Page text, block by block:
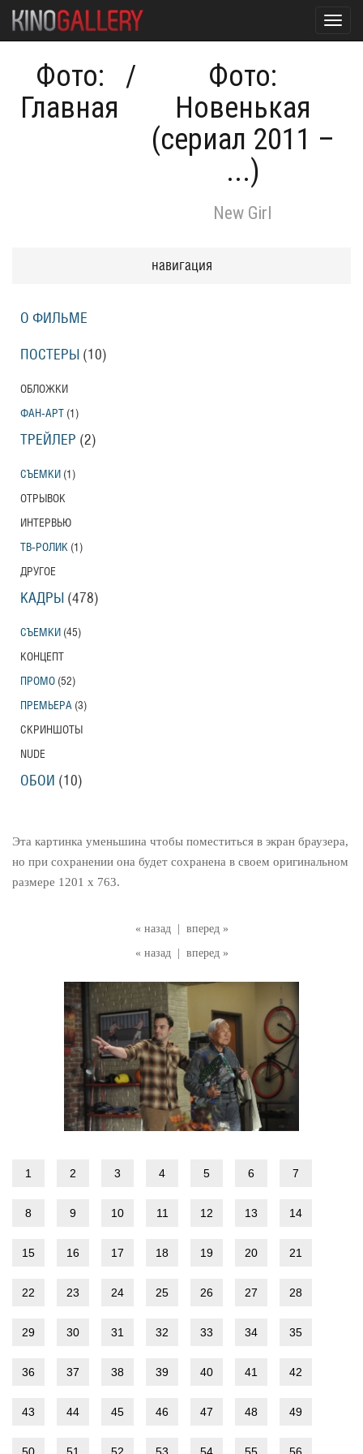
Фото:
Главная
/
Фото:
Новенькая
(сериал 2011 –
...)
New Girl
« назад
вперед »
« назад
вперед »
Эта картинка уменьшина чтобы поместиться в экран браузера,
но при сохранении она будет сохранена в своем оригинальном
размере 1201 x 763.
1 2 3 4 5 6 7
8 9 10 11 12 13 14
15 16 17 18 19 20 21
22 23 24 25 26 27 28
29 30 31 32 33 34 35
36 37 38 39 40 41 42
43 44 45 46 47 48 49
навигация
О ФИЛЬМЕ
ПОСТЕРЫ (10)
ОБЛОЖКИ
ФАН-АРТ (1)
ТРЕЙЛЕР (2)
СЪЕМКИ (1)
ОТРЫВОК
ИНТЕРВЬЮ
ТВ-РОЛИК (1)
ДРУГОЕ
КАДРЫ (478)
СЪЕМКИ (45)
КОНЦЕПТ
ПРОМО (52)
ПРЕМЬЕРА (3)
СКРИНШОТЫ
NUDE
ОБОИ (10)